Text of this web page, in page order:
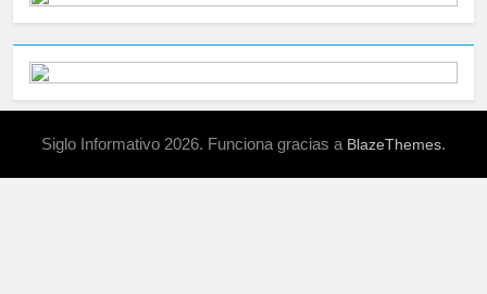
Siglo Informativo 2026. Funciona gracias a BlazeThemes.